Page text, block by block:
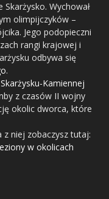
Skarżysko. Wychował
olimpijczyków –
Jego podopieczni
rangi krajowej i
odbywa się
.
Kamiennej
z czasów II wojny
okolic dworca, które
z niej zobaczysz tutaj:
w okolicach